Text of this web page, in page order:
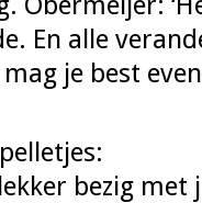
En alle
je best
bezig met